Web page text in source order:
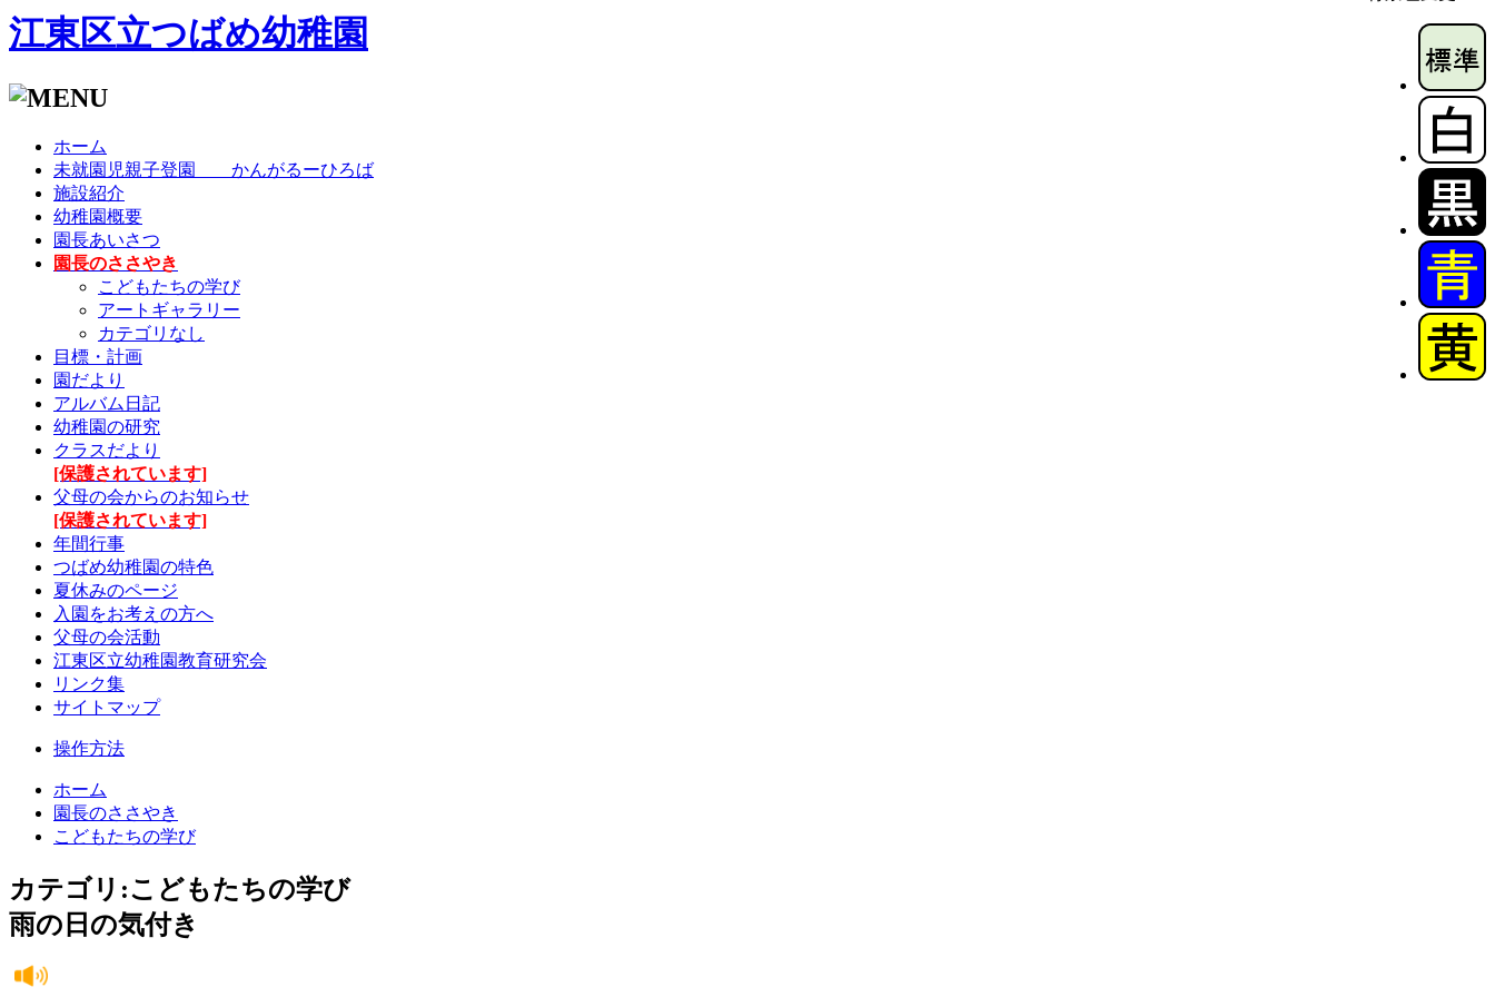
江東区立つばめ幼稚園
ホーム
未就園児親子登園 かんがるーひろば
施設紹介
幼稚園概要
園長あいさつ
園長のささやき
こどもたちの学び
アートギャラリー
カテゴリなし
目標・計画
園だより
アルバム日記
幼稚園の研究
クラスだより
[保護されています]
父母の会からのお知らせ
[保護されています]
年間行事
つばめ幼稚園の特色
夏休みのページ
入園をお考えの方へ
父母の会活動
江東区立幼稚園教育研究会
リンク集
サイトマップ
操作方法
ホーム
園長のささやき
こどもたちの学び
カテゴリ:こどもたちの学び
雨の日の気付き